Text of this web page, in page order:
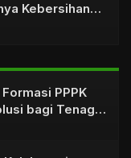
Kebersihan
PPPK
bagi Tenaga